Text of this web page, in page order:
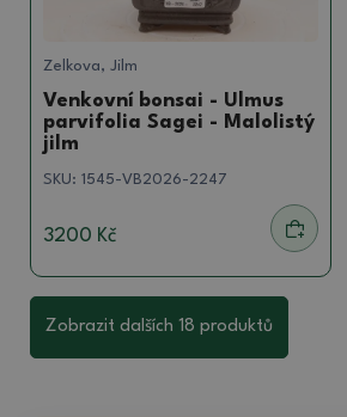
Zelkova, Jilm
Venkovní bonsai - Ulmus
parvifolia Sagei - Malolistý
jilm
SKU: 1545-VB2026-2247
3200 Kč
Zobrazit dalších 18 produktů